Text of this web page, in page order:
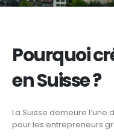
Pourquoi
en Suisse ?
La Suisse demeure l’une
pour les entrepreneurs